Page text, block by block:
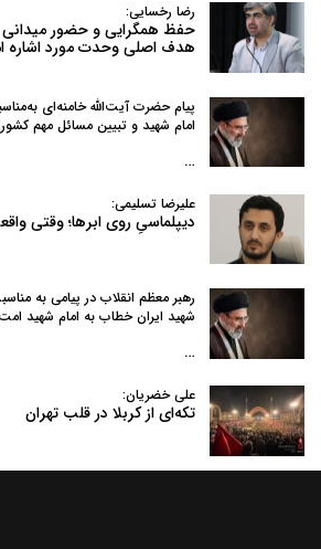
رضا رخسایی:
حفظ همگرایی و حضور
هدف اصلی وحدت مورد اشاره
پیام حضرت آیت‌الله خامنه‌ای
امام شهید و تبیین مسائل مهم
…
علیرضا تسلیمی:
دیپلماسیِ روی ابرها؛ وقتی
رهبر معظم انقلاب در پیامی به‌
شهید ایران خطاب به امام شهید
…
علی خضریان:
تکه‌ای از کربلا در قلب تهران